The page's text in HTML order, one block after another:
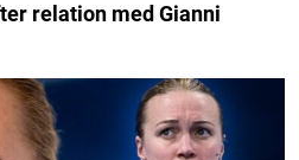
relation med Gianni